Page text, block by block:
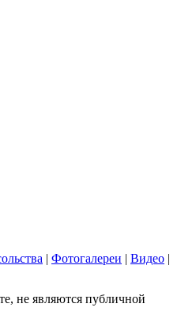
| Фотогалереи | Видео |
не являются публичной